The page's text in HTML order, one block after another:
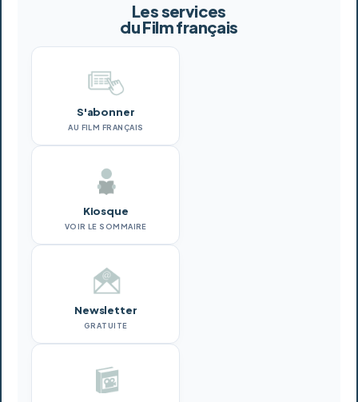
Les services
du Film français
S'abonner
AU FILM FRANÇAIS
Kiosque
VOIR LE SOMMAIRE
Newsletter
GRATUITE